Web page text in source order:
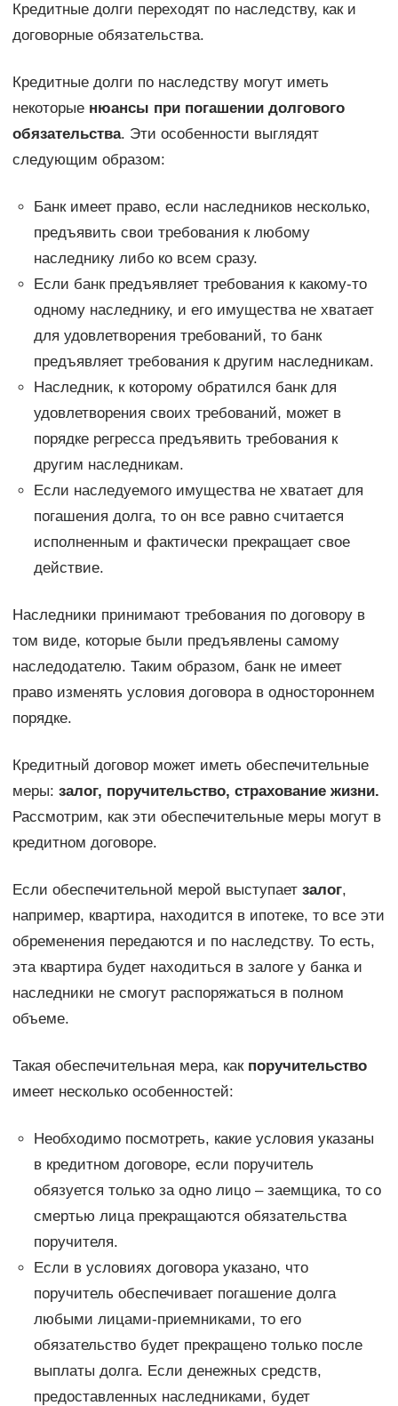
Кредитные долги переходят по наследству, как и
договорные обязательства.
Кредитные долги по наследству могут иметь
некоторые нюансы при погашении долгового
обязательства. Эти особенности выглядят
следующим образом:
Банк имеет право, если наследников несколько,
предъявить свои требования к любому
наследнику либо ко всем сразу.
Если банк предъявляет требования к какому-то
одному наследнику, и его имущества не хватает
для удовлетворения требований, то банк
предъявляет требования к другим наследникам.
Наследник, к которому обратился банк для
удовлетворения своих требований, может в
порядке регресса предъявить требования к
другим наследникам.
Если наследуемого имущества не хватает для
погашения долга, то он все равно считается
исполненным и фактически прекращает свое
действие.
Наследники принимают требования по договору в
том виде, которые были предъявлены самому
наследодателю. Таким образом, банк не имеет
право изменять условия договора в одностороннем
порядке.
Кредитный договор может иметь обеспечительные
меры: залог, поручительство, страхование жизни.
Рассмотрим, как эти обеспечительные меры могут в
кредитном договоре.
Если обеспечительной мерой выступает залог,
например, квартира, находится в ипотеке, то все эти
обременения передаются и по наследству. То есть,
эта квартира будет находиться в залоге у банка и
наследники не смогут распоряжаться в полном
объеме.
Такая обеспечительная мера, как поручительство
имеет несколько особенностей:
Необходимо посмотреть, какие условия указаны
в кредитном договоре, если поручитель
обязуется только за одно лицо – заемщика, то со
смертью лица прекращаются обязательства
поручителя.
Если в условиях договора указано, что
поручитель обеспечивает погашение долга
любыми лицами-приемниками, то его
обязательство будет прекращено только после
выплаты долга. Если денежных средств,
предоставленных наследниками, будет